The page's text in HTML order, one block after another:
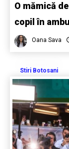
O mămică
copil în
Oana Sava
Stiri Botosani